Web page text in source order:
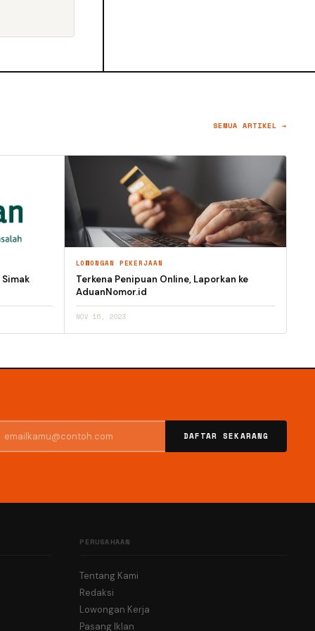
SEMUA ARTIKEL →
LOWONGAN PEKERJAAN
Terkena Penipuan Online, Laporkan ke
AduanNomor.id
NOV 16, 2023
DAFTAR SEKARANG
PERUSAHAAN
Tentang Kami
Redaksi
Lowongan Kerja
Pasang Iklan